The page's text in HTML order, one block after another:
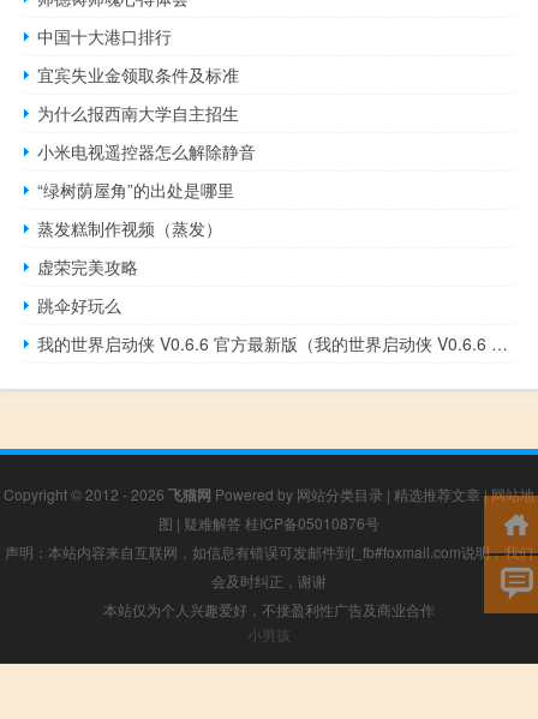
中国十大港口排行
宜宾失业金领取条件及标准
为什么报西南大学自主招生
小米电视遥控器怎么解除静音
“绿树荫屋角”的出处是哪里
蒸发糕制作视频（蒸发）
虚荣完美攻略
跳伞好玩么
我的世界启动侠 V0.6.6 官方最新版（我的世界启动侠 V0.6.6 官方最新版功能简介）
Copyright © 2012 - 2026 飞猫网 Powered by 网站分类目录 | 精选推荐文章 |网站地
图 | 疑难解答 桂ICP备05010876号
声明：本站内容来自互联网，如信息有错误可发邮件到f_fb#foxmail.com说明，我们
会及时纠正，谢谢
本站仅为个人兴趣爱好，不接盈利性广告及商业合作
小男孩